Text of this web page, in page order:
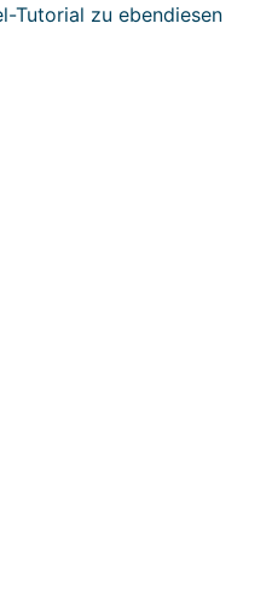
Tutorial zu ebendiesen